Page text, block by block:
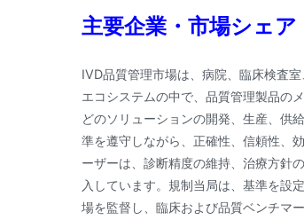
主要企業・市場シェア
IVD品質管理市場は、病院、臨床検査
エコシステムの中で、品質管理製品の
どのソリューションの開発、生産、供
準を遵守しながら、正確性、信頼性、
ーザーは、診断精度の維持、治療方針
入しています。規制当局は、基準を設
場を監督し、臨床および品質ベンチマ